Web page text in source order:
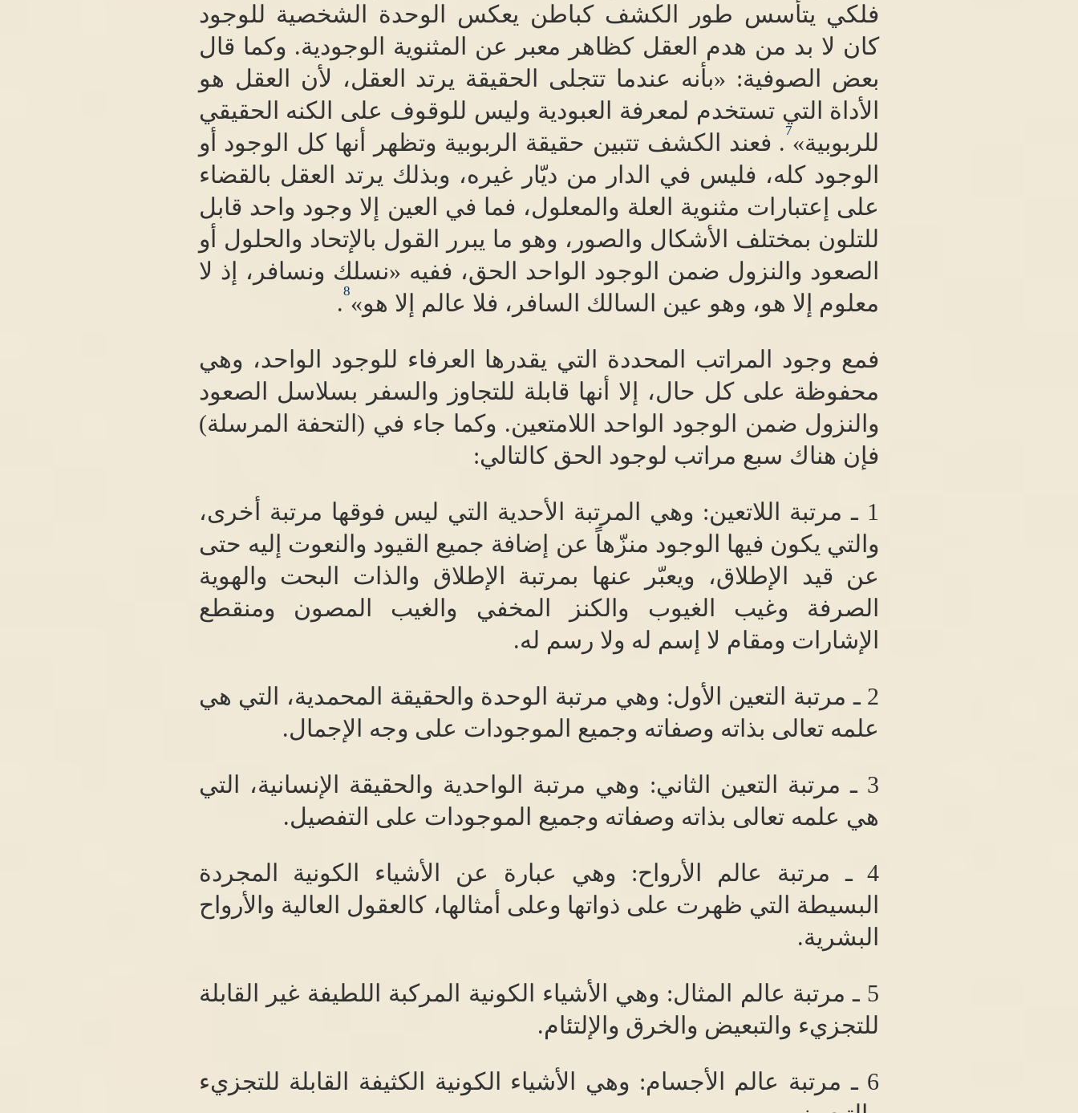
فلكي يتأسس طور الكشف كباطن يعكس الوحدة الشخصية للوجود
كان لا بد من هدم العقل كظاهر معبر عن المثنوية الوجودية. وكما قال
بعض الصوفية: «بأنه عندما تتجلى الحقيقة يرتد العقل، لأن العقل هو
الأداة التي تستخدم لمعرفة العبودية وليس للوقوف على الكنه الحقيقي
للربوبية»
7
. فعند الكشف تتبين حقيقة الربوبية وتظهر أنها كل الوجود أو
الوجود كله، فليس في الدار من ديّار غيره، وبذلك يرتد العقل بالقضاء
على إعتبارات مثنوية العلة والمعلول، فما في العين إلا وجود واحد قابل
للتلون بمختلف الأشكال والصور، وهو ما يبرر القول بالإتحاد والحلول أو
الصعود والنزول ضمن الوجود الواحد الحق، ففيه «نسلك ونسافر، إذ لا
معلوم إلا هو، وهو عين السالك السافر، فلا عالم إلا هو»
8
.
فمع وجود المراتب المحددة التي يقدرها العرفاء للوجود الواحد، وهي
محفوظة على كل حال، إلا أنها قابلة للتجاوز والسفر بسلاسل الصعود
والنزول ضمن الوجود الواحد اللامتعين. وكما جاء في (التحفة المرسلة)
فإن هناك سبع مراتب لوجود الحق كالتالي:
1 ـ مرتبة اللاتعين: وهي المرتبة الأحدية التي ليس فوقها مرتبة أخرى،
والتي يكون فيها الوجود منزّهاً عن إضافة جميع القيود والنعوت إليه حتى
عن قيد الإطلاق، ويعبّر عنها بمرتبة الإطلاق والذات البحت والهوية
الصرفة وغيب الغيوب والكنز المخفي والغيب المصون ومنقطع
الإشارات ومقام لا إسم له ولا رسم له.
2 ـ مرتبة التعين الأول: وهي مرتبة الوحدة والحقيقة المحمدية، التي هي
علمه تعالى بذاته وصفاته وجميع الموجودات على وجه الإجمال.
3 ـ مرتبة التعين الثاني: وهي مرتبة الواحدية والحقيقة الإنسانية، التي
هي علمه تعالى بذاته وصفاته وجميع الموجودات على التفصيل.
4 ـ مرتبة عالم الأرواح: وهي عبارة عن الأشياء الكونية المجردة
البسيطة التي ظهرت على ذواتها وعلى أمثالها، كالعقول العالية والأرواح
البشرية.
5 ـ مرتبة عالم المثال: وهي الأشياء الكونية المركبة اللطيفة غير القابلة
للتجزيء والتبعيض والخرق والإلتئام.
6 ـ مرتبة عالم الأجسام: وهي الأشياء الكونية الكثيفة القابلة للتجزيء